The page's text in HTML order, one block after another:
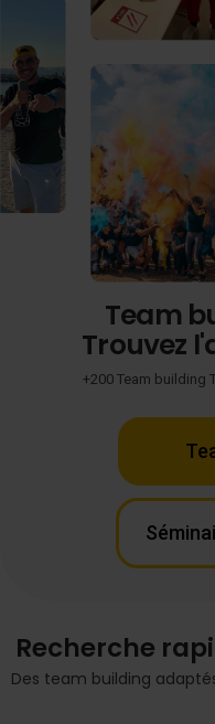
Team
Trouvez
+200 Team building
Recherche
Des team building